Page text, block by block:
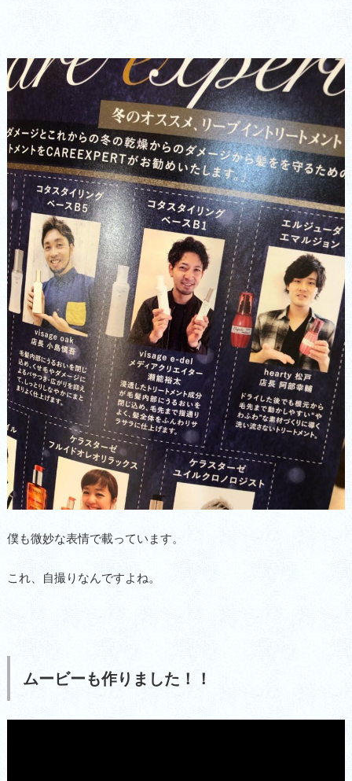
僕も微妙な表情で載っています。
これ、自撮りなんですよね。
ムービーも作りました！！